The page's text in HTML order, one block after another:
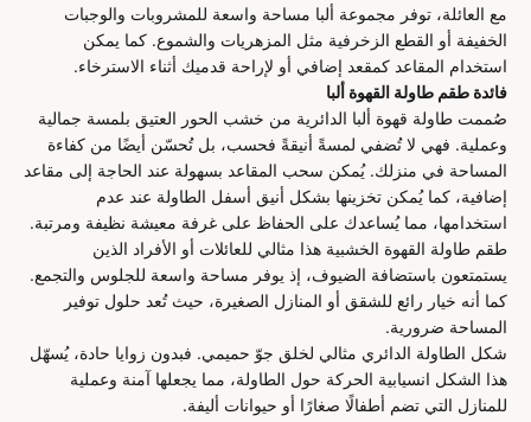
مع العائلة، توفر مجموعة ألبا مساحة واسعة للمشروبات والوجبات
الخفيفة أو القطع الزخرفية مثل المزهريات والشموع. كما يمكن
استخدام المقاعد كمقعد إضافي أو لإراحة قدميك أثناء الاسترخاء.
فائدة طقم طاولة القهوة ألبا
صُممت طاولة قهوة ألبا الدائرية من خشب الحور العتيق بلمسة جمالية
وعملية. فهي لا تُضفي لمسةً أنيقةً فحسب، بل تُحسّن أيضًا من كفاءة
المساحة في منزلك. يُمكن سحب المقاعد بسهولة عند الحاجة إلى مقاعد
إضافية، كما يُمكن تخزينها بشكل أنيق أسفل الطاولة عند عدم
استخدامها، مما يُساعدك على الحفاظ على غرفة معيشة نظيفة ومرتبة.
طقم طاولة القهوة الخشبية هذا مثالي للعائلات أو الأفراد الذين
يستمتعون باستضافة الضيوف، إذ يوفر مساحة واسعة للجلوس والتجمع.
كما أنه خيار رائع للشقق أو المنازل الصغيرة، حيث تُعد حلول توفير
المساحة ضرورية.
شكل الطاولة الدائري مثالي لخلق جوّ حميمي. فبدون زوايا حادة، يُسهّل
هذا الشكل انسيابية الحركة حول الطاولة، مما يجعلها آمنة وعملية
للمنازل التي تضم أطفالًا صغارًا أو حيوانات أليفة.